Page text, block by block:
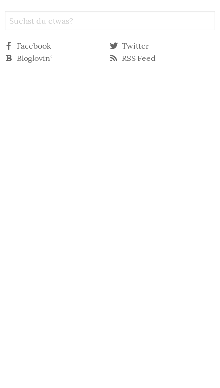
Facebook
Twitter
Bloglovin‘
RSS Feed